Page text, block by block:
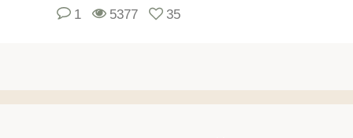
1 5377 35